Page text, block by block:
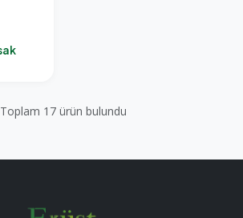
Toplam 17 ürün bulundu